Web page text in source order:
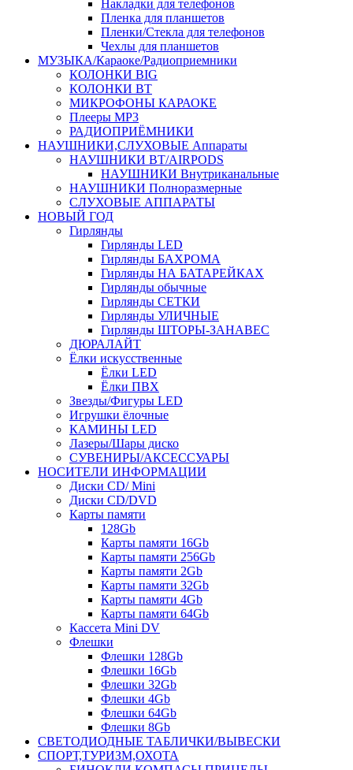
Накладки для телефонов
Пленка для планшетов
Пленки/Стекла для телефонов
Чехлы для планшетов
МУЗЫКА/Караоке/Радиоприемники
КОЛОНКИ BIG
КОЛОНКИ BT
МИКРОФОНЫ КАРАОКЕ
Плееры MP3
РАДИОПРИЁМНИКИ
НАУШНИКИ,СЛУХОВЫЕ Аппараты
НАУШНИКИ BT/AIRPODS
НАУШНИКИ Внутриканальные
НАУШНИКИ Полноразмерные
СЛУХОВЫЕ АППАРАТЫ
НОВЫЙ ГОД
Гирлянды
Гирлянды LED
Гирлянды БАХРОМА
Гирлянды НА БАТАРЕЙКАХ
Гирлянды обычные
Гирлянды СЕТКИ
Гирлянды УЛИЧНЫЕ
Гирлянды ШТОРЫ-ЗАНАВЕС
ДЮРАЛАЙТ
Ёлки искусственные
Ёлки LED
Ёлки ПВХ
Звезды/Фигуры LED
Игрушки ёлочные
КАМИНЫ LED
Лазеры/Шары диско
СУВЕНИРЫ/АКСЕССУАРЫ
НОСИТЕЛИ ИНФОРМАЦИИ
Диски CD/ Mini
Диски CD/DVD
Карты памяти
128Gb
Карты памяти 16Gb
Карты памяти 256Gb
Карты памяти 2Gb
Карты памяти 32Gb
Карты памяти 4Gb
Карты памяти 64Gb
Кассета Mini DV
Флешки
Флешки 128Gb
Флешки 16Gb
Флешки 32Gb
Флешки 4Gb
Флешки 64Gb
Флешки 8Gb
СВЕТОДИОДНЫЕ ТАБЛИЧКИ/ВЫВЕСКИ
СПОРТ,ТУРИЗМ,ОХОТА